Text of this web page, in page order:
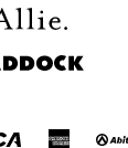
Allie
Paddock